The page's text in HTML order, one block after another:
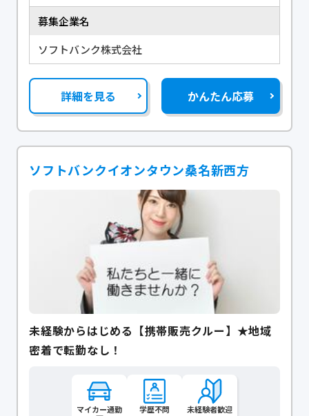
募集企業名
ソフトバンク株式会社
詳細を見る かんたん応募
ソフトバンクイオンタウン桑名新西方
未経験からはじめる【携帯販売クルー】★地域
密着で転勤なし！
マイカー通勤
学歴不問 未経験者歓迎